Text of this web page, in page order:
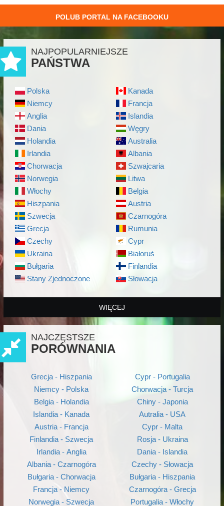
POLUB PORTAL NA FACEBOOKU
NAJPOPULARNIEJSZE
PAŃSTWA
Polska
Niemcy
Anglia
Dania
Holandia
Irlandia
Chorwacja
Norwegia
Włochy
Hiszpania
Szwecja
Grecja
Czechy
Ukraina
Bułgaria
Stany Zjednoczone
Kanada
Francja
Islandia
Węgry
Australia
Albania
Szwajcaria
Litwa
Belgia
Austria
Czarnogóra
Rumunia
Cypr
Białoruś
Finlandia
Słowacja
WIĘCEJ
NAJCZĘSTSZE
PORÓWNANIA
Grecja - Hiszpania
Niemcy - Polska
Belgia - Holandia
Islandia - Kanada
Austria - Francja
Finlandia - Szwecja
Irlandia - Anglia
Albania - Czarnogóra
Bułgaria - Chorwacja
Francja - Niemcy
Norwegia - Szwecja
Cypr - Portugalia
Chorwacja - Turcja
Chiny - Japonia
Autralia - USA
Cypr - Malta
Rosja - Ukraina
Dania - Islandia
Czechy - Słowacja
Bułgaria - Hiszpania
Czarnogóra - Grecja
Portugalia - Włochy